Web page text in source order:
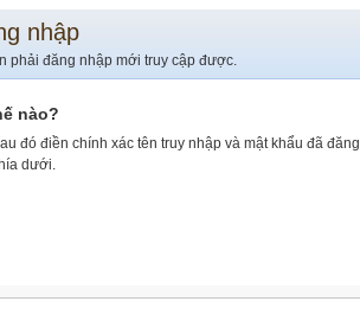
nhập
phải đăng nhập mới truy cập được.
nào?
đó điền chính xác tên truy nhập và mật khẩu đã đăng
dưới.